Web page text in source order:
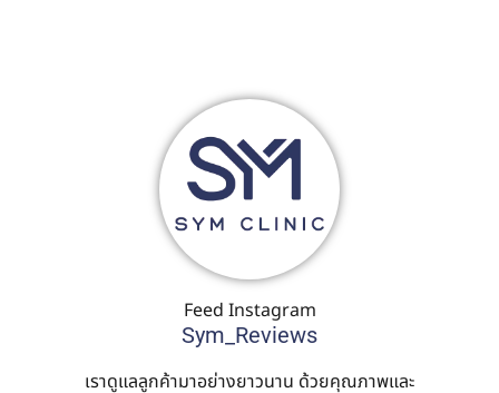
Feed Instagram
Sym_Reviews
เราดูแลลูกค้ามาอย่างยาวนาน ด้วยคุณภาพและ